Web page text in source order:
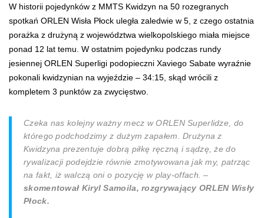
W historii pojedynków z MMTS Kwidzyn na 50 rozegranych
spotkań ORLEN Wisła Płock uległa zaledwie w 5, z czego ostatnia
porażka z drużyną z województwa wielkopolskiego miała miejsce
ponad 12 lat temu. W ostatnim pojedynku podczas rundy
jesiennej ORLEN Superligi podopieczni Xaviego Sabate wyraźnie
pokonali kwidzynian na wyjeździe – 34:15, skąd wrócili z
kompletem 3 punktów za zwycięstwo.
Czeka nas kolejny ważny mecz w ORLEN Superlidze, do
którego podchodzimy z dużym zapałem. Drużyna z
Kwidzyna prezentuje dobrą piłkę ręczną i sądzę, że do
rywalizacji podejdzie równie zmotywowana jak my, patrząc
na fakt, iż walczą oni o pozycję w play-offach. –
skomentował Kiryl Samoila, rozgrywający ORLEN Wisły
Płock.